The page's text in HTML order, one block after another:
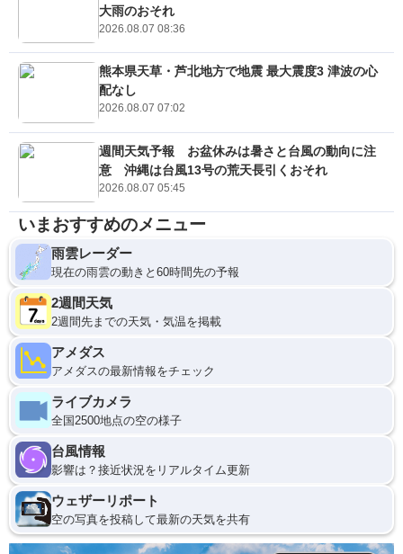
大雨のおそれ
2026.08.07 08:36
熊本県天草・芦北地方で地震 最大震度3 津波の心
配なし
2026.08.07 07:02
週間天気予報 お盆休みは暑さと台風の動向に注
意 沖縄は台風13号の荒天長引くおそれ
2026.08.07 05:45
いまおすすめのメニュー
雨雲レーダー
現在の雨雲の動きと60時間先の予報
2週間天気
2週間先までの天気・気温を掲載
アメダス
アメダスの最新情報をチェック
ライブカメラ
全国2500地点の空の様子
台風情報
影響は？接近状況をリアルタイム更新
ウェザーリポート
空の写真を投稿して最新の天気を共有